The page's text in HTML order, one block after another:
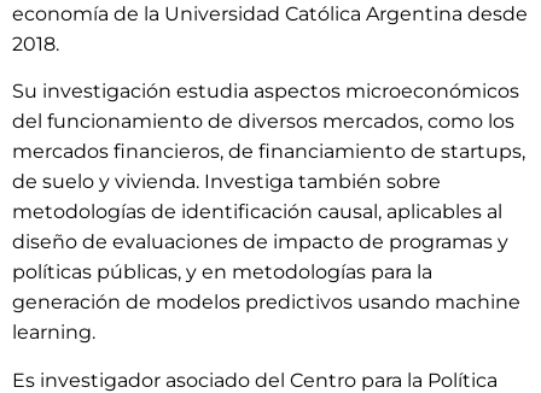
economía de la Universidad Católica Argentina desde
2018.
Su investigación estudia aspectos microeconómicos
del funcionamiento de diversos mercados, como los
mercados financieros, de financiamiento de startups,
de suelo y vivienda. Investiga también sobre
metodologías de identificación causal, aplicables al
diseño de evaluaciones de impacto de programas y
políticas públicas, y en metodologías para la
generación de modelos predictivos usando machine
learning.
Es investigador asociado del Centro para la Política